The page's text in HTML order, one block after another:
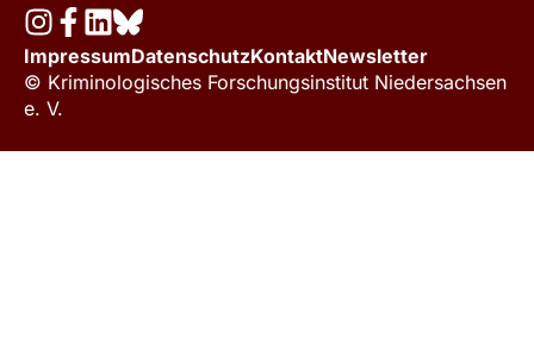
ImpressumDatenschutzKontaktNewsletter
© Kriminologisches Forschungsinstitut Niedersachsen
e. V.